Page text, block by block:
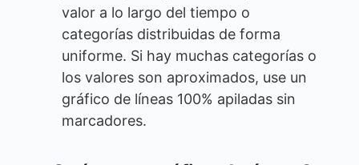
valor a lo largo del tiempo o
categorías distribuidas de forma
uniforme. Si hay muchas categorías o
los valores son aproximados, use un
gráfico de líneas 100% apiladas sin
marcadores.